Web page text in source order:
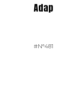
#N°481